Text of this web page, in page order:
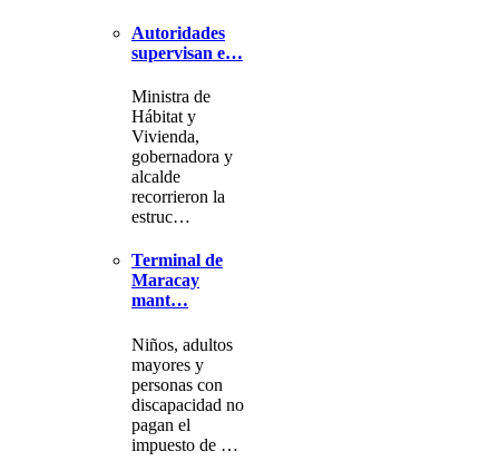
Autoridades
supervisan e…
Ministra de
Hábitat y
Vivienda,
gobernadora y
alcalde
recorrieron la
estruc…
Terminal de
Maracay
mant…
Niños, adultos
mayores y
personas con
discapacidad no
pagan el
impuesto de …